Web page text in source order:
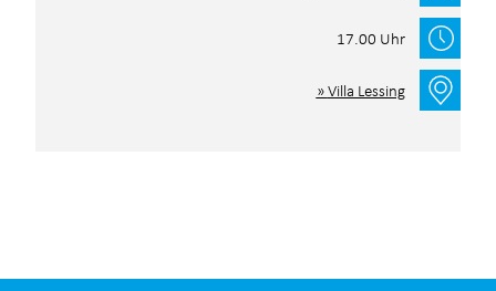
17.00 Uhr
Villa Lessing